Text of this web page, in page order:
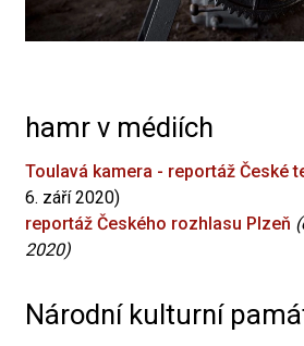
hamr v médiích
Toulavá kamera - reportáž České
6. září 2020)
reportáž Českého rozhlasu Plzeň
2020)
Národní kulturní